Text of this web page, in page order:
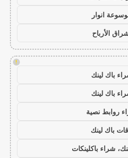
انوار
الأرباح
!
باك لينك
باك لينك
روابط نصية
باك لينك
شراء باكلينكات